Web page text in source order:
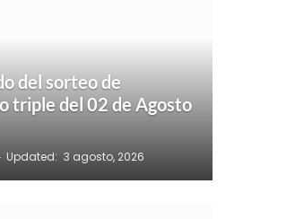
del sorteo de
triple del 02 de Agosto
Updated: 3 agosto, 2026